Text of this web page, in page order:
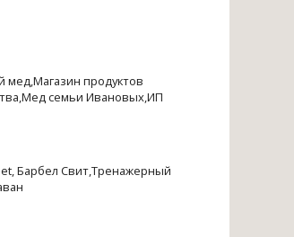
мед,Магазин продуктов
семьи Ивановых,ИП
Барбел Свит,Тренажерный